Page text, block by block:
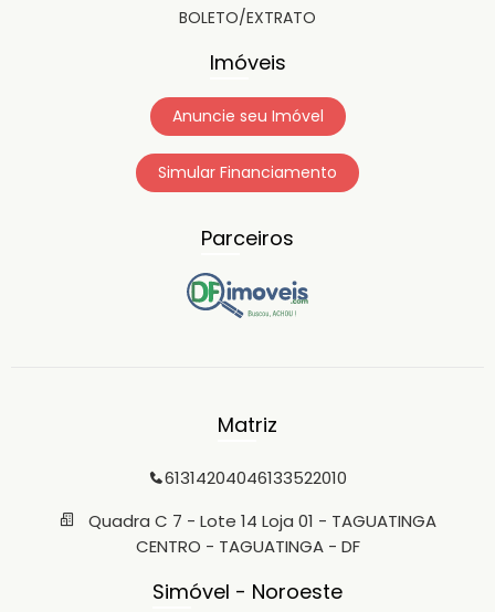
BOLETO/EXTRATO
Imóveis
Anuncie seu Imóvel
Simular Financiamento
Parceiros
Matriz
61314204046133522010
Quadra C 7 - Lote 14 Loja 01 - TAGUATINGA
CENTRO - TAGUATINGA - DF
Simóvel - Noroeste